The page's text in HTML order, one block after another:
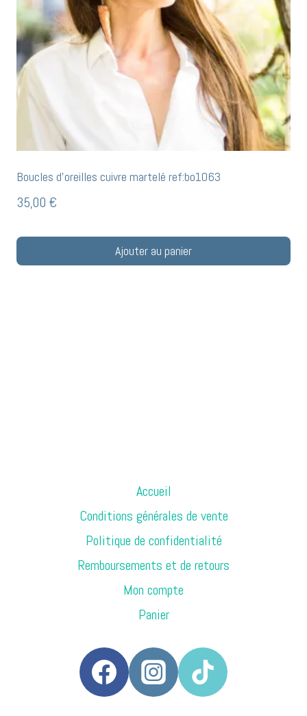
Boucles d’oreilles cuivre martelé ref:bo1063
35,00 €
Ajouter au panier
Accueil
Conditions générales de vente
Politique de confidentialité
Remboursements et de retours
Mon compte
Panier